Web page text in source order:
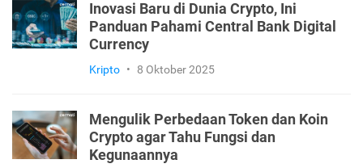
Inovasi Baru di Dunia Crypto, Ini
Panduan Pahami Central Bank Digital
Currency
Kripto • 8 Oktober 2025
Mengulik Perbedaan Token dan Koin
Crypto agar Tahu Fungsi dan
Kegunaannya